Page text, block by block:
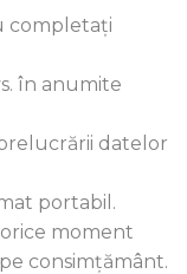
completați
în anumite
datelor
portabil.
moment
consimțământ.